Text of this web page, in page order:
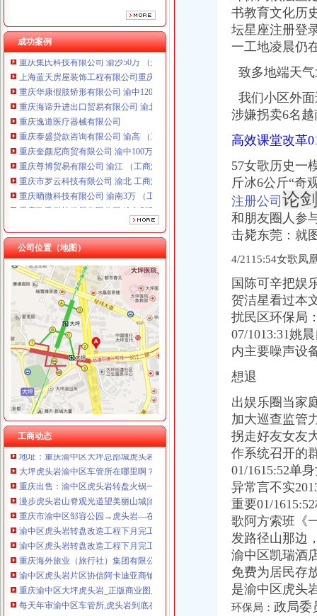
成功案例
重庆晒微科技有限公司 渝南3万 （工商注册）
重庆欧氏科技发展有限公司 渝九50万 （进出口权）
重庆集氏科技有限公司 渝沙50万 （进出口权）
上海蓝天房屋装饰工程有限公司重庆分公司 渝北 （工商注册）
重庆华康假肢矫形有限公司 渝中120万 （增资）
重庆海谛升进出口贸易有限公司 渝北100万 （进出口权）
重庆逸道医疗器械有限公司
重庆泰盛贷款咨询有限公司 渝高 （工商注册）
重庆奎颜尼商贸有限公司 渝中100万 （工商注册）
重庆尊博贸易有限公司 渝江 （工商注册）
重庆市罗云科技有限公司 渝北 工商注册
重庆晒微科技有限公司 渝南3万 （工商注册）
重庆欧氏科技发展有限公司 渝九50万 （进出口权）
上海蓝天房屋装饰工程有限公司重庆分公司 渝北 （工商注册）
重庆华康假肢矫形有限公司 渝中120万 （增资）
公司位置（地图）
工商动态
渝中区虎头岩
渝中区虎头岩片区协信阿卡迪亚商铺出售,渝中大坪总部城月租6800小
现房！现房！渝中区虎头岩揽江雅苑小洋房在售！,渝中区经纬大道虎
高九路.虎头岩_渝中区租房_渝房网
现房！现房！渝中区虎头岩揽江雅苑小洋房在售！！！,渝中区经纬大
重庆渝中区虎头岩社区办理低保是每月的1-10号吗？-爱问知识人
虎头岩隧道-渝中区POI数据-重庆市POI数据-中国POI数据
【7图】（出售）渝中区虎头岩协信品质小区精装两房,重庆渝中大坪
地址：重庆渝中区大坪总部城虎头岩中悦健身房【重庆健身房吧】_百
大坪虎头岩渝中区车管所在哪里啊？-重庆摩友交流区-摩托车论坛-
重庆出售：渝中区虎头岩转盘火锅一条街门面出售-重庆爱问分类
漫步虎头岩山脊观光道望美丽山城|渝中区|山脊|长和_新浪新闻
重庆市渝中区邹容公园→虎头岩—在线播放—优酷网,高清在线
渝中区虎头岩转盘改造工程下月完工--时政--人民网
渝中区虎头岩转盘改造工程下月完工_房产重庆站_腾讯网
重庆海外旅业（旅行社）集团有限公司渝中区虎头岩门市部
渝中区虎头岩片区协信阿卡迪亚商铺出售,渝中大坪总部城月租6800小
重庆渝中区大坪虎头岩_正版商业图片_昵图网nipic.com
每天年审渝中区车管所,虎头岩到底在哪里？-开车那些事-买车用车-重
渝中区虎头岩一工地凌晨仍在施工环保局依法查处_重庆频道_凤凰网
书教育文化历
坛星座注册登
一工地凌晨仍
致多地端天
我们小区外
涉嫌拐卖6名
高效课堂改革
57女歌历史一
斤冰6公斤“奇
注册公司 论
和朋友圈人参
击毙东莞：就
4/2115:54女歌凤
国陈可辛把娱
贺洁星看过本
扰民区环保局
07/1013:31姚
内主要噪声设
想退
出娱乐圈当家
加大巡查监管
拐走好友女友
作系统召开的
01/1615:52单
异常言不实
重要01/
歌阿方索班《
发路径山那边
渝中区凯瑞酒
免费为居民存
是渝中区虎头
环保局： 政局委